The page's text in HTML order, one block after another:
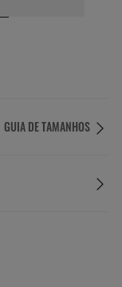
GUIA DE TAMANHOS